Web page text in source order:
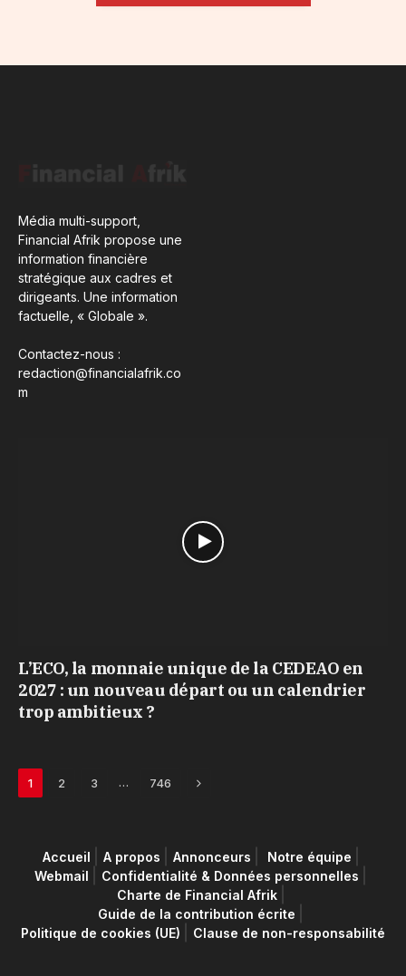
Média multi-support,
Financial Afrik propose une
information financière
stratégique aux cadres et
dirigeants. Une information
factuelle, « Globale ».
Contactez-nous :
redaction@financialafrik.co
m
L’ECO, la monnaie unique de la CEDEAO en
2027 : un nouveau départ ou un calendrier
trop ambitieux ?
1 2 3 … 746 Next
Accueil A propos Annonceurs
Notre équipe
Webmail
Confidentialité & Données personnelles
Charte de Financial Afrik
Guide de la contribution écrite
Politique de cookies (UE)
Clause de non-responsabilité